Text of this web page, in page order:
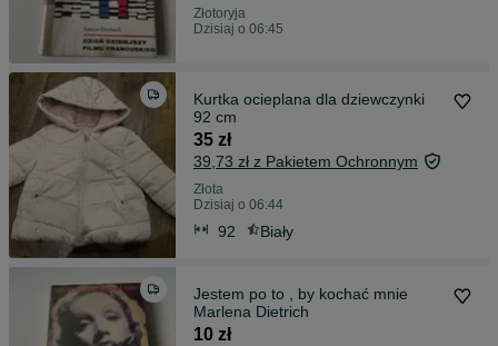
Złotoryja
Dzisiaj o 06:45
Kurtka ocieplana dla dziewczynki
92 cm
35 zł
39,73 zł z Pakietem Ochronnym
Złota
Dzisiaj o 06:44
92 Biały
Jestem po to , by kochać mnie
Marlena Dietrich
10 zł